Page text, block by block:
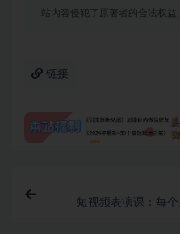
站内容侵犯了原著者的合法权益
链接
短视频表演课：每